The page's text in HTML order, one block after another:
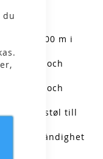
du &
500 m i
och
och
Haugastøl till